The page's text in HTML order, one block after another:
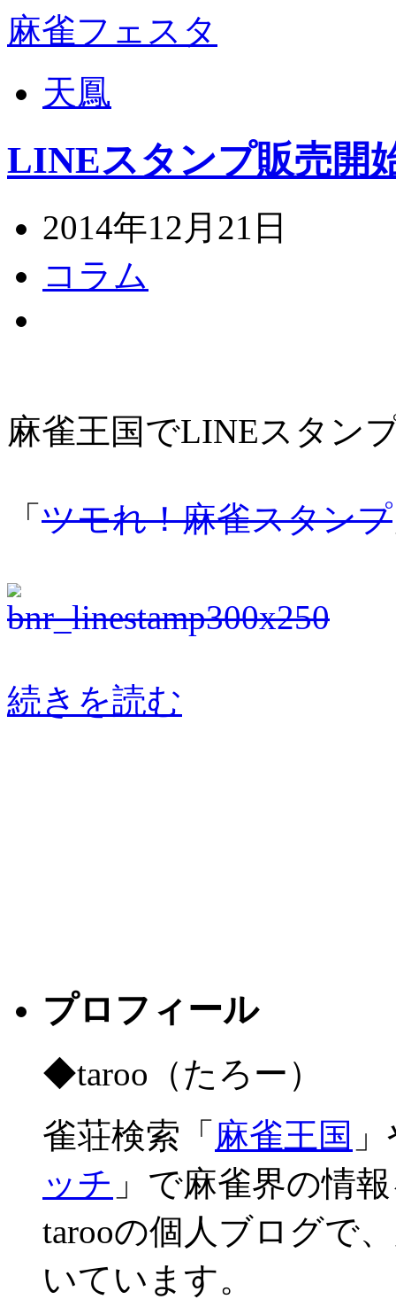
麻雀フェスタ
天鳳
LINEスタンプ販売開
2014年12月21日
コラム
麻雀王国でLINEスタン
「 ツモれ！麻雀スタンプ
続きを読む
プロフィール
◆taroo（たろー）
雀荘検索「 麻雀王国
ッチ 」で麻雀界の情
tarooの個人ブログで
いています。